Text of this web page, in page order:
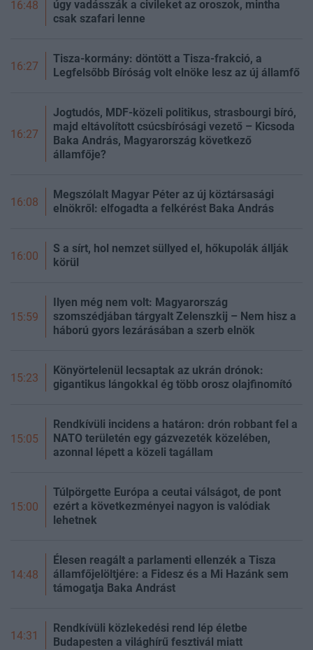
16:48
úgy vadásszák a civileket az oroszok, mintha
csak szafari lenne
16:27
Tisza-kormány: döntött a Tisza-frakció, a
Legfelsőbb Bíróság volt elnöke lesz az új államfő
16:27
Jogtudós, MDF-közeli politikus, strasbourgi bíró,
majd eltávolított csúcsbírósági vezető – Kicsoda
Baka András, Magyarország következő
államfője?
16:08
Megszólalt Magyar Péter az új köztársasági
elnökről: elfogadta a felkérést Baka András
16:00
S a sírt, hol nemzet süllyed el, hőkupolák állják
körül
15:59
Ilyen még nem volt: Magyarország
szomszédjában tárgyalt Zelenszkij – Nem hisz a
háború gyors lezárásában a szerb elnök
15:23
Könyörtelenül lecsaptak az ukrán drónok:
gigantikus lángokkal ég több orosz olajfinomító
15:05
Rendkívüli incidens a határon: drón robbant fel a
NATO területén egy gázvezeték közelében,
azonnal lépett a közeli tagállam
15:00
Túlpörgette Európa a ceutai válságot, de pont
ezért a következményei nagyon is valódiak
lehetnek
14:48
Élesen reagált a parlamenti ellenzék a Tisza
államfőjelöltjére: a Fidesz és a Mi Hazánk sem
támogatja Baka Andrást
14:31
Rendkívüli közlekedési rend lép életbe
Budapesten a világhírű fesztivál miatt